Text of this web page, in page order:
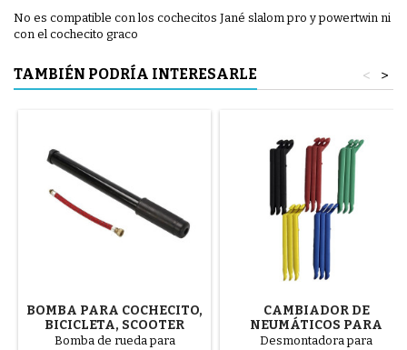
No es compatible con los cochecitos Jané slalom pro y powertwin ni
con el cochecito graco
TAMBIÉN PODRÍA INTERESARLE >
<
BOMBA PARA COCHECITO,
BICICLETA, SCOOTER
Bomba de rueda para
CAMBIADOR DE
NEUMÁTICOS PARA
COCHECITO COLOR
Desmontadora para